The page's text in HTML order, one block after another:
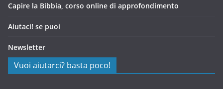
Capire la Bibbia, corso online di approfondimento
Aiutaci! se puoi
Newsletter
Vuoi aiutarci? basta poco!